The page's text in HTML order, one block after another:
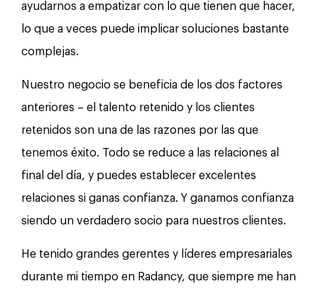
ayudarnos a empatizar con lo que tienen que hacer,
lo que a veces puede implicar soluciones bastante
complejas.
Nuestro negocio se beneficia de los dos factores
anteriores – el talento retenido y los clientes
retenidos son una de las razones por las que
tenemos éxito. Todo se reduce a las relaciones al
final del día, y puedes establecer excelentes
relaciones si ganas confianza. Y ganamos confianza
siendo un verdadero socio para nuestros clientes.
He tenido grandes gerentes y líderes empresariales
durante mi tiempo en Radancy, que siempre me han